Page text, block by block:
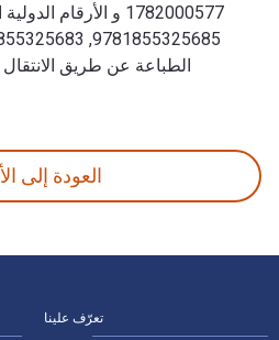
الطباعة عن طريق
العودة إلى
تعرّف علينا